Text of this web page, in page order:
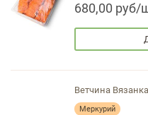
680,00 руб/
Ветчина
Меркурий